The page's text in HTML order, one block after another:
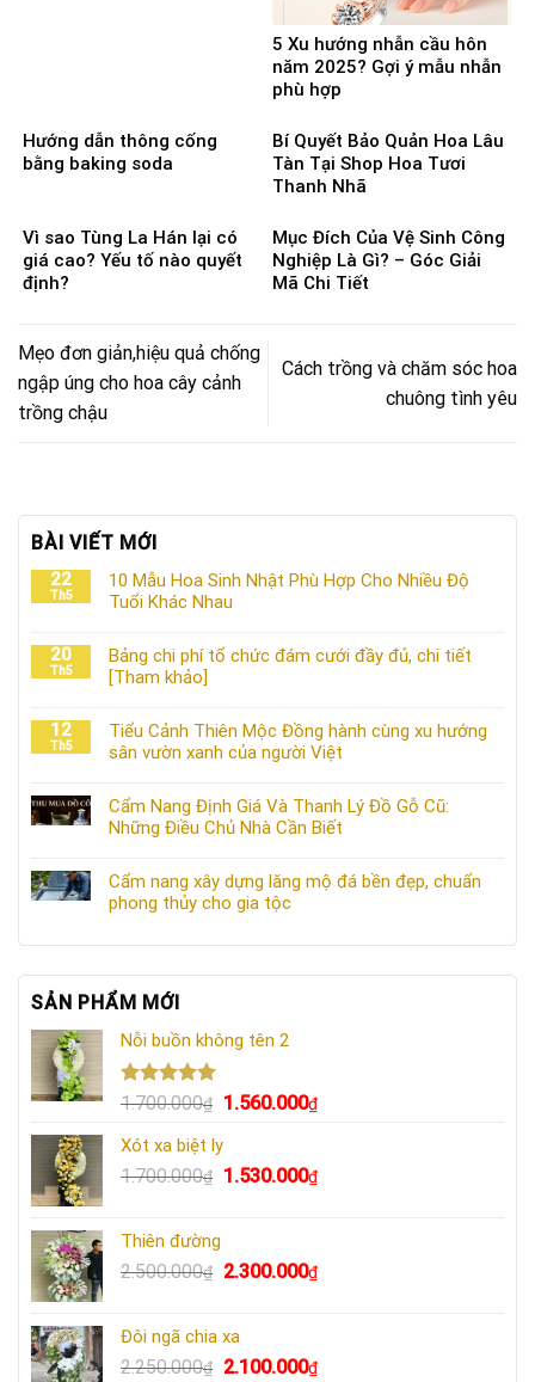
5 Xu hướng nhẫn cầu hôn
năm 2025? Gợi ý mẫu nhẫn
phù hợp
Hướng dẫn thông cống
bằng baking soda
Bí Quyết Bảo Quản Hoa Lâu
Tàn Tại Shop Hoa Tươi
Thanh Nhã
Vì sao Tùng La Hán lại có
giá cao? Yếu tố nào quyết
định?
Mục Đích Của Vệ Sinh Công
Nghiệp Là Gì? – Góc Giải
Mã Chi Tiết
Mẹo đơn giản,hiệu quả chống
ngập úng cho hoa cây cảnh
trồng chậu
Cách trồng và chăm sóc hoa
chuông tình yêu
BÀI VIẾT MỚI
22
Th5
10 Mẫu Hoa Sinh Nhật Phù Hợp Cho Nhiều Độ
Tuổi Khác Nhau
20
Th5
Bảng chi phí tổ chức đám cưới đầy đủ, chi tiết
[Tham khảo]
12
Th5
Tiểu Cảnh Thiên Mộc Đồng hành cùng xu hướng
sân vườn xanh của người Việt
Cẩm Nang Định Giá Và Thanh Lý Đồ Gỗ Cũ:
Những Điều Chủ Nhà Cần Biết
Cẩm nang xây dựng lăng mộ đá bền đẹp, chuẩn
phong thủy cho gia tộc
SẢN PHẨM MỚI
Nỗi buồn không tên 2
Được xếp
5 sao
1.700.000₫
Giá
là:
1.700.000₫.
1.560.000₫Giá
là:
Xót xa biệt ly
1.700.000₫
Giá
1.530.000₫Giá
1.530.000₫.
Thiên đường
2.500.000₫
Giá
2.500.000₫.
2.300.000₫Giá
2.300.000₫.
Đôi ngã chia xa
2.250.000₫
Giá
2.100.000₫Giá